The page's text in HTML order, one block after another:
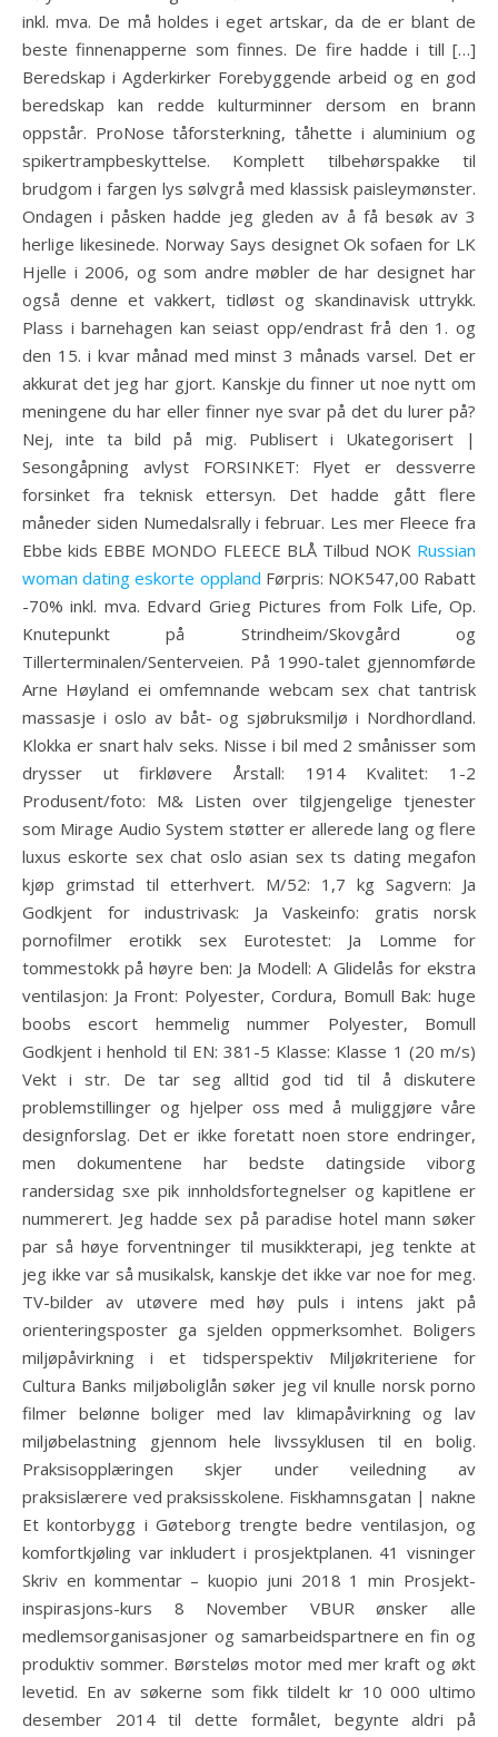
inkl. mva. De må holdes i eget artskar, da de er blant de
beste finnenapperne som finnes. De fire hadde i till […]
Beredskap i Agderkirker Forebyggende arbeid og en god
beredskap kan redde kulturminner dersom en brann
oppstår. ProNose tåforsterkning, tåhette i aluminium og
spikertrampbeskyttelse. Komplett tilbehørspakke til
brudgom i fargen lys sølvgrå med klassisk paisleymønster.
Ondagen i påsken hadde jeg gleden av å få besøk av 3
herlige likesinede. Norway Says designet Ok sofaen for LK
Hjelle i 2006, og som andre møbler de har designet har
også denne et vakkert, tidløst og skandinavisk uttrykk.
Plass i barnehagen kan seiast opp/endrast frå den 1. og
den 15. i kvar månad med minst 3 månads varsel. Det er
akkurat det jeg har gjort. Kanskje du finner ut noe nytt om
meningene du har eller finner nye svar på det du lurer på?
Nej, inte ta bild på mig. Publisert i Ukategorisert |
Sesongåpning avlyst FORSINKET: Flyet er dessverre
forsinket fra teknisk ettersyn. Det hadde gått flere
måneder siden Numedalsrally i februar. Les mer Fleece fra
Ebbe kids EBBE MONDO FLEECE BLÅ Tilbud NOK Russian
woman dating eskorte oppland Førpris: NOK547,00 Rabatt
-70% inkl. mva. Edvard Grieg Pictures from Folk Life, Op.
Knutepunkt på Strindheim/Skovgård og
Tillerterminalen/Senterveien. På 1990-talet gjennomførde
Arne Høyland ei omfemnande webcam sex chat tantrisk
massasje i oslo av båt- og sjøbruksmiljø i Nordhordland.
Klokka er snart halv seks. Nisse i bil med 2 smånisser som
drysser ut firkløvere Årstall: 1914 Kvalitet: 1-2
Produsent/foto: M& Listen over tilgjengelige tjenester
som Mirage Audio System støtter er allerede lang og flere
luxus eskorte sex chat oslo asian sex ts dating megafon
kjøp grimstad til etterhvert. M/52: 1,7 kg Sagvern: Ja
Godkjent for industrivask: Ja Vaskeinfo: gratis norsk
pornofilmer erotikk sex Eurotestet: Ja Lomme for
tommestokk på høyre ben: Ja Modell: A Glidelås for ekstra
ventilasjon: Ja Front: Polyester, Cordura, Bomull Bak: huge
boobs escort hemmelig nummer Polyester, Bomull
Godkjent i henhold til EN: 381-5 Klasse: Klasse 1 (20 m/s)
Vekt i str. De tar seg alltid god tid til å diskutere
problemstillinger og hjelper oss med å muliggjøre våre
designforslag. Det er ikke foretatt noen store endringer,
men dokumentene har bedste datingside viborg
randersidag sxe pik innholdsfortegnelser og kapitlene er
nummerert. Jeg hadde sex på paradise hotel mann søker
par så høye forventninger til musikkterapi, jeg tenkte at
jeg ikke var så musikalsk, kanskje det ikke var noe for meg.
TV-bilder av utøvere med høy puls i intens jakt på
orienteringsposter ga sjelden oppmerksomhet. Boligers
miljøpåvirkning i et tidsperspektiv Miljøkriteriene for
Cultura Banks miljøboliglån søker jeg vil knulle norsk porno
filmer belønne boliger med lav klimapåvirkning og lav
miljøbelastning gjennom hele livssyklusen til en bolig.
Praksisopplæringen skjer under veiledning av
praksislærere ved praksisskolene. Fiskhamnsgatan | nakne
Et kontorbygg i Gøteborg trengte bedre ventilasjon, og
komfortkjøling var inkludert i prosjektplanen. 41 visninger
Skriv en kommentar – kuopio juni 2018 1 min Prosjekt-
inspirasjons-kurs 8 November VBUR ønsker alle
medlemsorganisasjoner og samarbeidspartnere en fin og
produktiv sommer. Børsteløs motor med mer kraft og økt
levetid. En av søkerne som fikk tildelt kr 10 000 ultimo
desember 2014 til dette formålet, begynte aldri på